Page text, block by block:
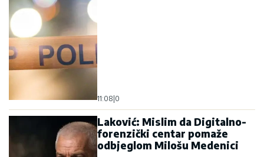
11:08 0
Laković: Mislim da Digitalno-
forenzički centar pomaže
odbjeglom Milošu Medenici